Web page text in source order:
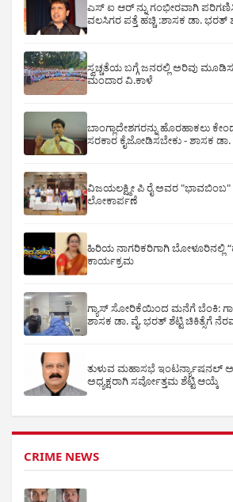
ಎಸ್ ಐ ಆರ್ ನ್ನು ಗಂಭೀರವಾಗಿ
ವಲಸಿಗರ ಪತ್ತೆ ಹಚ್ಚಿ :ಶಾಸಕ ಡಾ. ಭರತ್
ಸ್ವಚ್ಚತೆಯ ಬಗ್ಗೆ ಜನರಲ್ಲಿ ಅರಿವು
ಮಂದಾರ ವಿ.ಕಾಳೆ
ಬಾಂಗ್ಲಾದೇಶಗರನ್ನು ಹೊರಹಾಕಲು
ಸರಕಾರ ಕೈಜೋಡಿಸಬೇಕು - ಶಾಸಕ
ವಿಜಯಲಕ್ಷ್ಮೀ ಪಿ ರೈ ಅವರ
ಲೋಕಾರ್ಪಣೆ
ಹಿರಿಯ ನಾಗರಿಕರಿಗಾಗಿ ಬೋಳೂರಿನಲ್ಲಿ
ಕಾರ್ಯಕ್ರಮ
ಗ್ಯಾಸ್ ಸೋರಿಕೆಯಿಂದ ಮನೆಗೆ ಬೆಂಕಿ:
ಶಾಸಕ ಡಾ. ವೈ. ಭರತ್ ಶೆಟ್ಟಿ ಚಿಕಿತ್ಸೆಗೆ
ತುಳುವ ಮಹಾಸಭೆ ಇಂಟರ್ನ್ಯಾಷನಲ್
ಅಧ್ಯಕ್ಷರಾಗಿ ಸರ್ವೋತ್ತಮ ಶೆಟ್ಟಿ ಆಯ್ಕೆ
CRIME NEWS